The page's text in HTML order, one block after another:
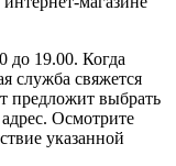
до 19.00. Когда
служба свяжется
предложит выбрать
Осмотрите
указанной